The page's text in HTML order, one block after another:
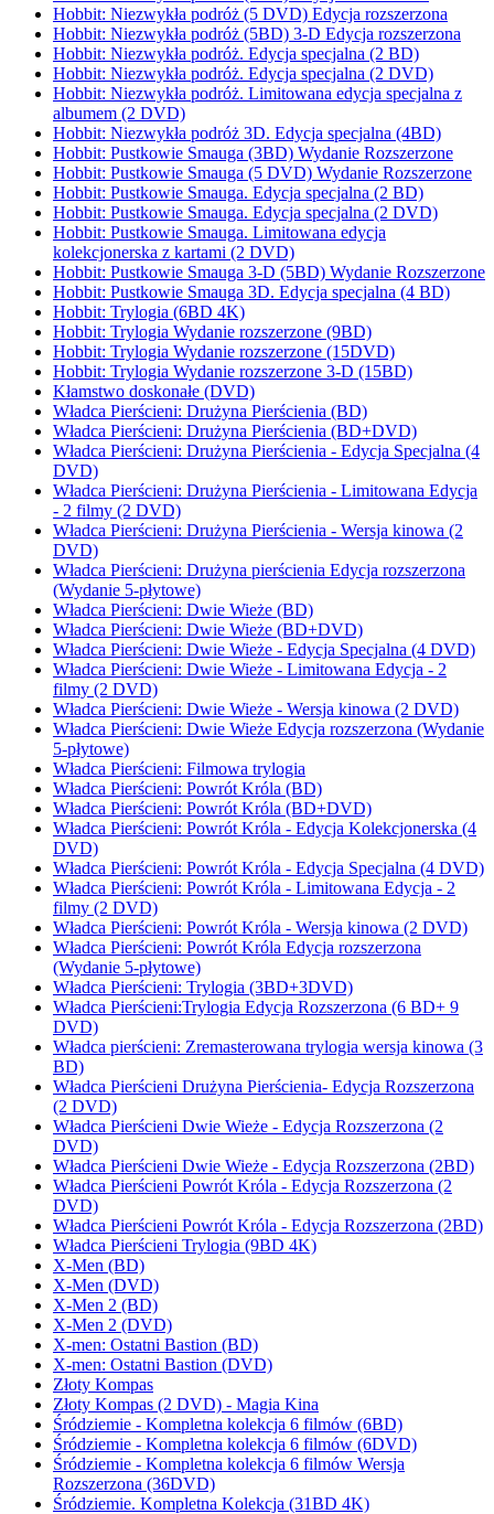
Hobbit: Niezwykła podróż (5 DVD) Edycja rozszerzona
Hobbit: Niezwykła podróż (5BD) 3-D Edycja rozszerzona
Hobbit: Niezwykła podróż. Edycja specjalna (2 BD)
Hobbit: Niezwykła podróż. Edycja specjalna (2 DVD)
Hobbit: Niezwykła podróż. Limitowana edycja specjalna z
albumem (2 DVD)
Hobbit: Niezwykła podróż 3D. Edycja specjalna (4BD)
Hobbit: Pustkowie Smauga (3BD) Wydanie Rozszerzone
Hobbit: Pustkowie Smauga (5 DVD) Wydanie Rozszerzone
Hobbit: Pustkowie Smauga. Edycja specjalna (2 BD)
Hobbit: Pustkowie Smauga. Edycja specjalna (2 DVD)
Hobbit: Pustkowie Smauga. Limitowana edycja
kolekcjonerska z kartami (2 DVD)
Hobbit: Pustkowie Smauga 3-D (5BD) Wydanie Rozszerzone
Hobbit: Pustkowie Smauga 3D. Edycja specjalna (4 BD)
Hobbit: Trylogia (6BD 4K)
Hobbit: Trylogia Wydanie rozszerzone (9BD)
Hobbit: Trylogia Wydanie rozszerzone (15DVD)
Hobbit: Trylogia Wydanie rozszerzone 3-D (15BD)
Kłamstwo doskonałe (DVD)
Władca Pierścieni: Drużyna Pierścienia (BD)
Władca Pierścieni: Drużyna Pierścienia (BD+DVD)
Władca Pierścieni: Drużyna Pierścienia - Edycja Specjalna (4
DVD)
Władca Pierścieni: Drużyna Pierścienia - Limitowana Edycja
- 2 filmy (2 DVD)
Władca Pierścieni: Drużyna Pierścienia - Wersja kinowa (2
DVD)
Władca Pierścieni: Drużyna pierścienia Edycja rozszerzona
(Wydanie 5-płytowe)
Władca Pierścieni: Dwie Wieże (BD)
Władca Pierścieni: Dwie Wieże (BD+DVD)
Władca Pierścieni: Dwie Wieże - Edycja Specjalna (4 DVD)
Władca Pierścieni: Dwie Wieże - Limitowana Edycja - 2
filmy (2 DVD)
Władca Pierścieni: Dwie Wieże - Wersja kinowa (2 DVD)
Władca Pierścieni: Dwie Wieże Edycja rozszerzona (Wydanie
5-płytowe)
Władca Pierścieni: Filmowa trylogia
Władca Pierścieni: Powrót Króla (BD)
Władca Pierścieni: Powrót Króla (BD+DVD)
Władca Pierścieni: Powrót Króla - Edycja Kolekcjonerska (4
DVD)
Władca Pierścieni: Powrót Króla - Edycja Specjalna (4 DVD)
Władca Pierścieni: Powrót Króla - Limitowana Edycja - 2
filmy (2 DVD)
Władca Pierścieni: Powrót Króla - Wersja kinowa (2 DVD)
Władca Pierścieni: Powrót Króla Edycja rozszerzona
(Wydanie 5-płytowe)
Władca Pierścieni: Trylogia (3BD+3DVD)
Władca Pierścieni:Trylogia Edycja Rozszerzona (6 BD+ 9
DVD)
Władca pierścieni: Zremasterowana trylogia wersja kinowa (3
BD)
Władca Pierścieni Drużyna Pierścienia- Edycja Rozszerzona
(2 DVD)
Władca Pierścieni Dwie Wieże - Edycja Rozszerzona (2
DVD)
Władca Pierścieni Dwie Wieże - Edycja Rozszerzona (2BD)
Władca Pierścieni Powrót Króla - Edycja Rozszerzona (2
DVD)
Władca Pierścieni Powrót Króla - Edycja Rozszerzona (2BD)
Władca Pierścieni Trylogia (9BD 4K)
X-Men (BD)
X-Men (DVD)
X-Men 2 (BD)
X-Men 2 (DVD)
X-men: Ostatni Bastion (BD)
X-men: Ostatni Bastion (DVD)
Złoty Kompas
Złoty Kompas (2 DVD) - Magia Kina
Śródziemie - Kompletna kolekcja 6 filmów (6BD)
Śródziemie - Kompletna kolekcja 6 filmów (6DVD)
Śródziemie - Kompletna kolekcja 6 filmów Wersja
Rozszerzona (36DVD)
Śródziemie. Kompletna Kolekcja (31BD 4K)